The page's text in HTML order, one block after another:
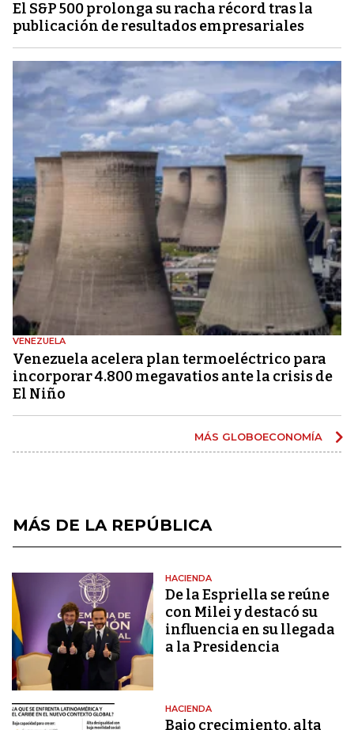
El S&P 500 prolonga su racha récord tras la
publicación de resultados empresariales
VENEZUELA
Venezuela acelera plan termoeléctrico para
incorporar 4.800 megavatios ante la crisis de
El Niño
MÁS GLOBOECONOMÍA
MÁS DE LA REPÚBLICA
HACIENDA
De la Espriella se reúne
con Milei y destacó su
influencia en su llegada
a la Presidencia
HACIENDA
Bajo crecimiento, alta